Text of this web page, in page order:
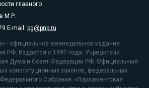
главного
М.Р.
E-mail: pg@pnp.ru
- официальное еженедельное издание
РФ. Издается с 1997 года. Учредители
Дума и Совет Федерации РФ. Официальный
конституционных законов, федеральных
Собрания. «Парламентская